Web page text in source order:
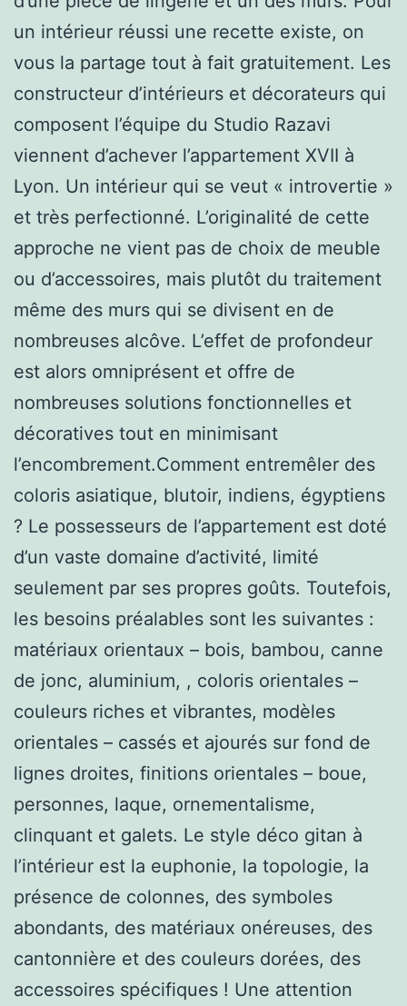
un intérieur réussi une recette existe, on
vous la partage tout à fait gratuitement. Les
constructeur d’intérieurs et décorateurs qui
composent l’équipe du Studio Razavi
viennent d’achever l’appartement XVII à
Lyon. Un intérieur qui se veut « introvertie »
et très perfectionné. L’originalité de cette
approche ne vient pas de choix de meuble
ou d’accessoires, mais plutôt du traitement
même des murs qui se divisent en de
nombreuses alcôve. L’effet de profondeur
est alors omniprésent et offre de
nombreuses solutions fonctionnelles et
décoratives tout en minimisant
l’encombrement.Comment entremêler des
coloris asiatique, blutoir, indiens, égyptiens
? Le possesseurs de l’appartement est doté
d’un vaste domaine d’activité, limité
seulement par ses propres goûts. Toutefois,
les besoins préalables sont les suivantes :
matériaux orientaux – bois, bambou, canne
de jonc, aluminium, , coloris orientales –
couleurs riches et vibrantes, modèles
orientales – cassés et ajourés sur fond de
lignes droites, finitions orientales – boue,
personnes, laque, ornementalisme,
clinquant et galets. Le style déco gitan à
l’intérieur est la euphonie, la topologie, la
présence de colonnes, des symboles
abondants, des matériaux onéreuses, des
cantonnière et des couleurs dorées, des
accessoires spécifiques ! Une attention